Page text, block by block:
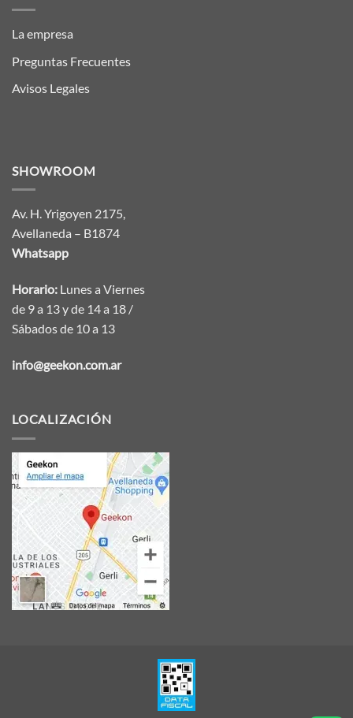
La empresa
Preguntas Frecuentes
Avisos Legales
SHOWROOM
Av. H. Yrigoyen 2175,
Avellaneda – B1874
Whatsapp
Horario: Lunes a Viernes
de 9 a 13 y de 14 a 18 /
Sábados de 10 a 13
info@geekon.com.ar
LOCALIZACIÓN